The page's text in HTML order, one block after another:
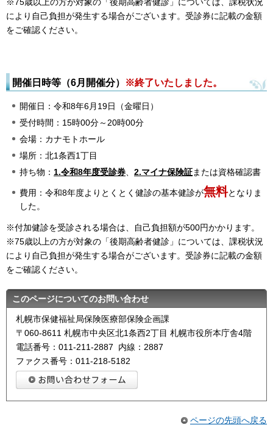
※75歳以上の方が対象の「後期高齢者健診」については、課税状況
により自己負担が発生する場合がございます。受診券に記載の金額
をご確認ください。
開催日時等（6月開催分） ※終了いたしました。
開催日：令和8年6月19日（金曜日）
受付時間：15時00分～20時00分
会場：カナモトホール
場所：北1条西1丁目
持ち物： 1.令和8年度受診券、 2.マイナ保険証または資格確認書
費用：令和8年度よりとくとく健診の基本健診が無料となりま
した。
※付加健診を受診される場合は、自己負担額が500円かかります。
※75歳以上の方が対象の「後期高齢者健診」については、課税状況
により自己負担が発生する場合がございます。受診券に記載の金額
をご確認ください。
このページについてのお問い合わせ
札幌市保健福祉局保険医療部保険企画課
〒060-8611 札幌市中央区北1条西2丁目 札幌市役所本庁舎4階
電話番号：011-211-2887 内線：2887
ファクス番号：011-218-5182
ページの先頭へ戻る